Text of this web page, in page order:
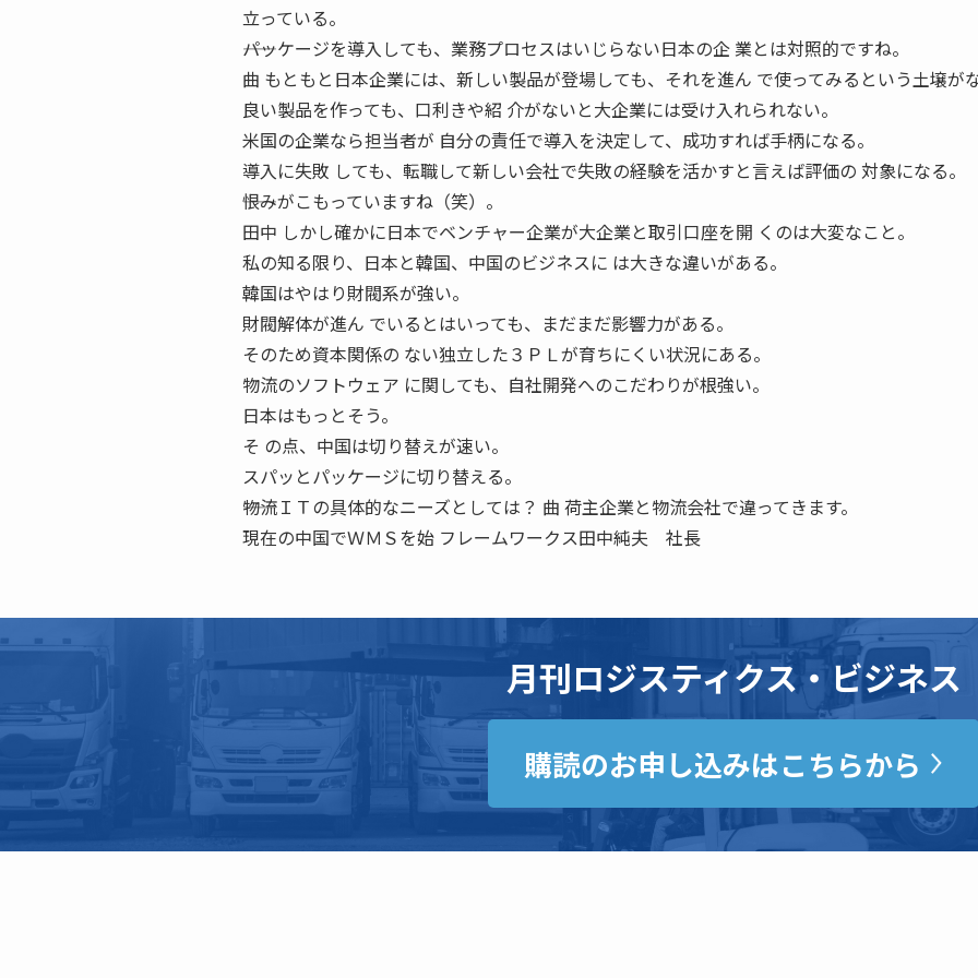
立っている。
――パッケージを導入しても、業務プロセスはいじらない日本の企 業とは対照的ですね。
曲 もともと日本企業には、新しい製品が登場しても、それを進ん で使ってみるという土壌が
良い製品を作っても、口利きや紹 介がないと大企業には受け入れられない。
米国の企業なら担当者が 自分の責任で導入を決定して、成功すれば手柄になる。
導入に失敗 しても、転職して新しい会社で失敗の経験を活かすと言えば評価の 対象になる。
――恨みがこもっていますね（笑）。
田中 しかし確かに日本でベンチャー企業が大企業と取引口座を開 くのは大変なこと。
私の知る限り、日本と韓国、中国のビジネスに は大きな違いがある。
韓国はやはり財閥系が強い。
財閥解体が進ん でいるとはいっても、まだまだ影響力がある。
そのため資本関係の ない独立した３ＰＬが育ちにくい状況にある。
物流のソフトウェア に関しても、自社開発へのこだわりが根強い。
日本はもっとそう。
そ の点、中国は切り替えが速い。
スパッとパッケージに切り替える。
――物流ＩＴの具体的なニーズとしては？ 曲 荷主企業と物流会社で違ってきます。
現在の中国でＷＭＳを始 フレームワークス田中純夫 社長
月刊ロジスティクス・ビジネス
購読のお申し込みはこちらから